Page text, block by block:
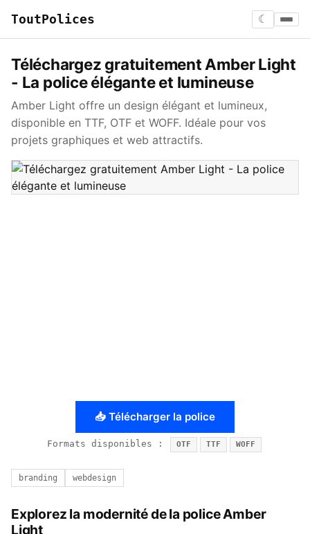
ToutPolices ☾
Téléchargez gratuitement Amber Light
- La police élégante et lumineuse
Amber Light offre un design élégant et lumineux,
disponible en TTF, OTF et WOFF. Idéale pour vos
projets graphiques et web attractifs.
📥 Télécharger la police
Formats disponibles : OTF TTF WOFF
branding webdesign
Explorez la modernité de la police Amber
Light